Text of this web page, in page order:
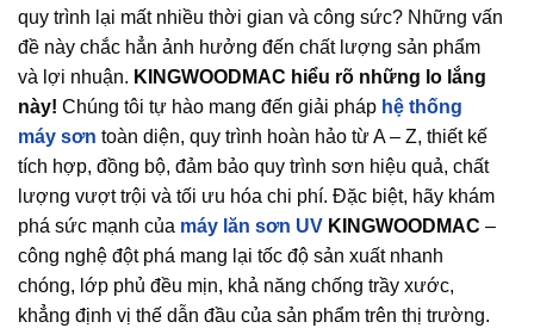
quy trình lại mất nhiều thời gian và công sức? Những vấn
đề này chắc hẳn ảnh hưởng đến chất lượng sản phẩm
và lợi nhuận. KINGWOODMAC hiểu rõ những lo lắng
này! Chúng tôi tự hào mang đến giải pháp hệ thống
máy sơn toàn diện, quy trình hoàn hảo từ A – Z, thiết kế
tích hợp, đồng bộ, đảm bảo quy trình sơn hiệu quả, chất
lượng vượt trội và tối ưu hóa chi phí. Đặc biệt, hãy khám
phá sức mạnh của máy lăn sơn UV KINGWOODMAC –
công nghệ đột phá mang lại tốc độ sản xuất nhanh
chóng, lớp phủ đều mịn, khả năng chống trầy xước,
khẳng định vị thế dẫn đầu của sản phẩm trên thị trường.